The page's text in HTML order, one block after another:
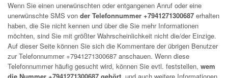
Wenn Sie einen unerwünschten oder entgangenen Anruf oder eine
unerwünschte SMS von der Telefonnummer +7941271300687 erhalten
haben, die Sie nicht kennen und über die Sie mehr Informationen
möchten, sind Sie mit größter Wahrscheinlichkeit nicht die/der Einzige.
Auf dieser Seite können Sie sich die Kommentare der übrigen Benutzer
zur Telefonnummer +7941271300687 anschauen. Wenn diese
Telefonnummer häufig gesucht wird, können Sie evtl. feststellen, wem